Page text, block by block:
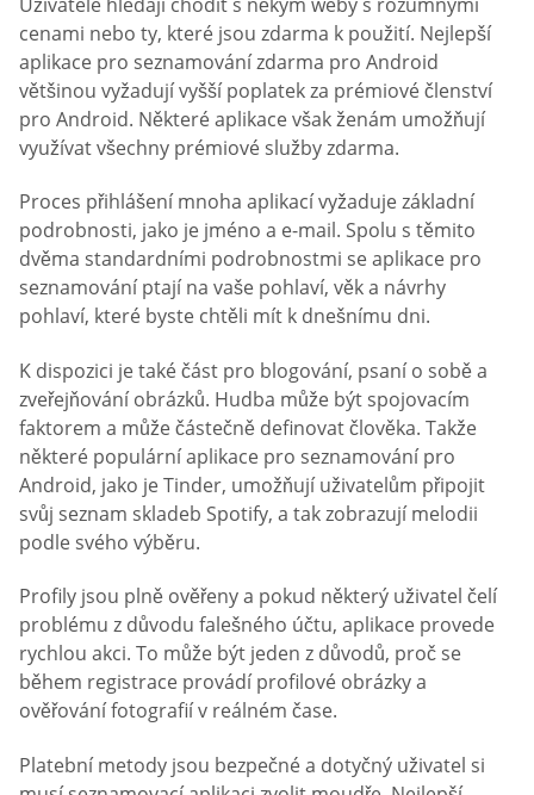
cenami nebo ty, které jsou zdarma k použití. Nejlepší
aplikace pro seznamování zdarma pro Android
většinou vyžadují vyšší poplatek za prémiové členství
pro Android. Některé aplikace však ženám umožňují
využívat všechny prémiové služby zdarma.
Proces přihlášení mnoha aplikací vyžaduje základní
podrobnosti, jako je jméno a e-mail. Spolu s těmito
dvěma standardními podrobnostmi se aplikace pro
seznamování ptají na vaše pohlaví, věk a návrhy
pohlaví, které byste chtěli mít k dnešnímu dni.
K dispozici je také část pro blogování, psaní o sobě a
zveřejňování obrázků. Hudba může být spojovacím
faktorem a může částečně definovat člověka. Takže
některé populární aplikace pro seznamování pro
Android, jako je Tinder, umožňují uživatelům připojit
svůj seznam skladeb Spotify, a tak zobrazují melodii
podle svého výběru.
Profily jsou plně ověřeny a pokud některý uživatel čelí
problému z důvodu falešného účtu, aplikace provede
rychlou akci. To může být jeden z důvodů, proč se
během registrace provádí profilové obrázky a
ověřování fotografií v reálném čase.
Platební metody jsou bezpečné a dotyčný uživatel si